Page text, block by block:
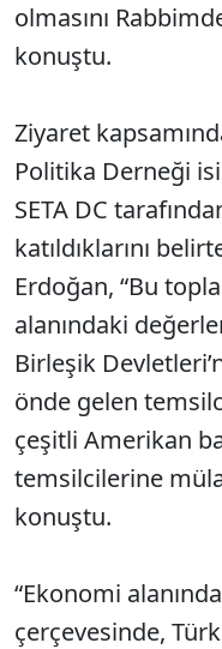
olmasını
konuştu.
Ziyaret
Politika Derneği
SETA DC
katıldıklarını
Erdoğan, “Bu
alanındaki
Birleşik
önde gelen
çeşitli Amerikan
temsilcilerine
konuştu.
“Ekonomi
çerçevesinde,